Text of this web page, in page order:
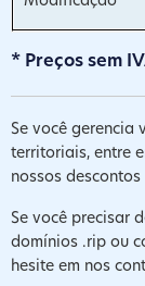
* Preços sem
Se você gerencia
territoriais, entre
nossos
Se você precisar
domínios .rip ou
hesite em nos